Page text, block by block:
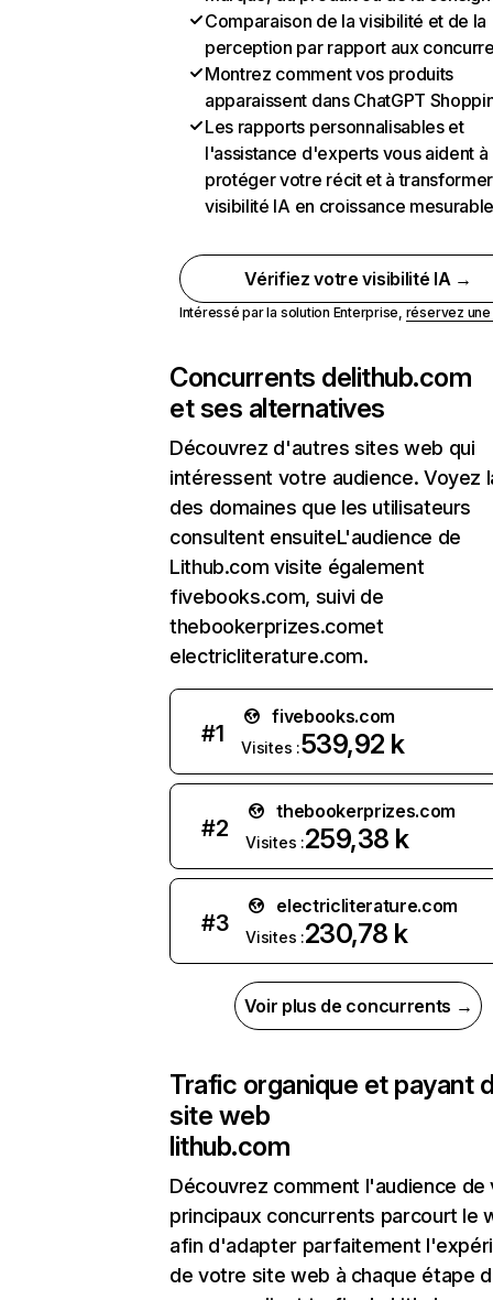
Comparaison de la visibilité et de la
perception par rapport aux
Montrez comment vos produits
apparaissent dans ChatGPT
Les rapports personnalisables et
l'assistance d'experts vous aident à
protéger votre récit et à
visibilité IA en croissance
Vérifiez votre visibilité IA →
Intéressé par la solution Enterprise, réservez
Concurrents delithub.com
et ses alternatives
Découvrez d'autres sites web qui
intéressent votre audience. Voyez
des domaines que les utilisateurs
consultent ensuiteL'audience de
Lithub.com visite également
fivebooks.com, suivi de
thebookerprizes.comet
electricliterature.com.
#1
fivebooks.com
Visites :539,92 k
#2
thebookerprizes.com
Visites :259,38 k
#3
electricliterature.com
Visites :230,78 k
Voir plus de concurrents →
Trafic organique et payant
site web
lithub.com
Découvrez comment l'audience de
principaux concurrents parcourt le
afin d'adapter parfaitement
de votre site web à chaque étape